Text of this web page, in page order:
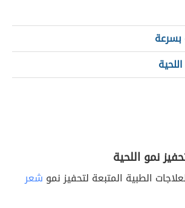
بسرعة
نمو اللحية
الطبية المتبعة لتحفيز نمو شعر